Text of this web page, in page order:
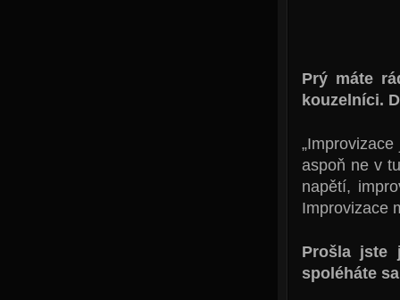
Prý máte
kouzelníci.
aspoň ne v
napětí,
Improvizace
Prošla jste
spoléháte